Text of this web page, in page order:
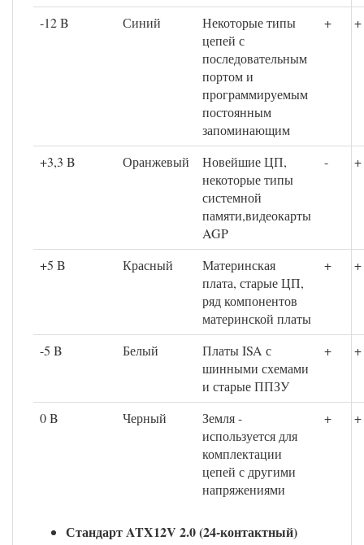
-12 B Синий
Некоторые типы
цепей с
последовательным
портом и
программируемым
постоянным
запоминающим
+ +
+3,3 B Оранжевый
Новейшие ЦП,
некоторые типы
системной
памяти,видеокарты
AGP
- +
+5 B Красный
Материнская
плата, старые ЦП,
ряд компонентов
материнской платы
+ +
-5 B Белый
Платы ISA с
шинными схемами
и старые ППЗУ
+ +
0 B Черный
Земля -
используется для
комплектации
цепей с другими
напряжениями
+ +
Стандарт ATX12V 2.0 (24-контактный)